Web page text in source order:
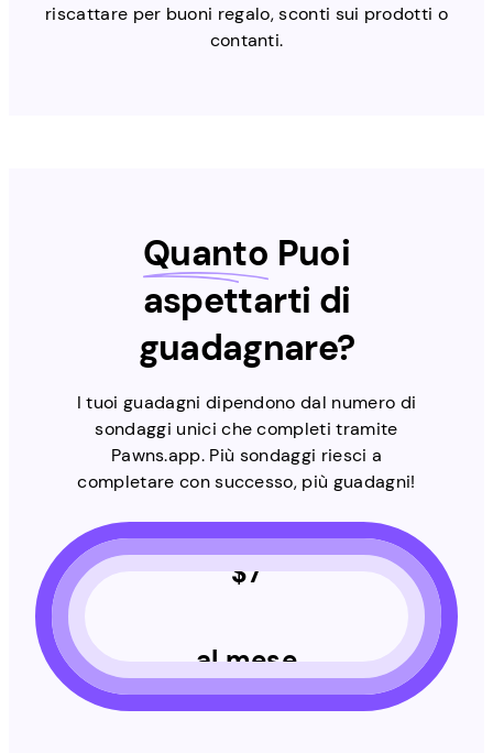
riscattare per buoni regalo, sconti sui prodotti o
contanti.
Quanto Puoi
aspettarti di
guadagnare?
I tuoi guadagni dipendono dal numero di
sondaggi unici che completi tramite
Pawns.app. Più sondaggi riesci a
completare con successo, più guadagni!
$7
al mese